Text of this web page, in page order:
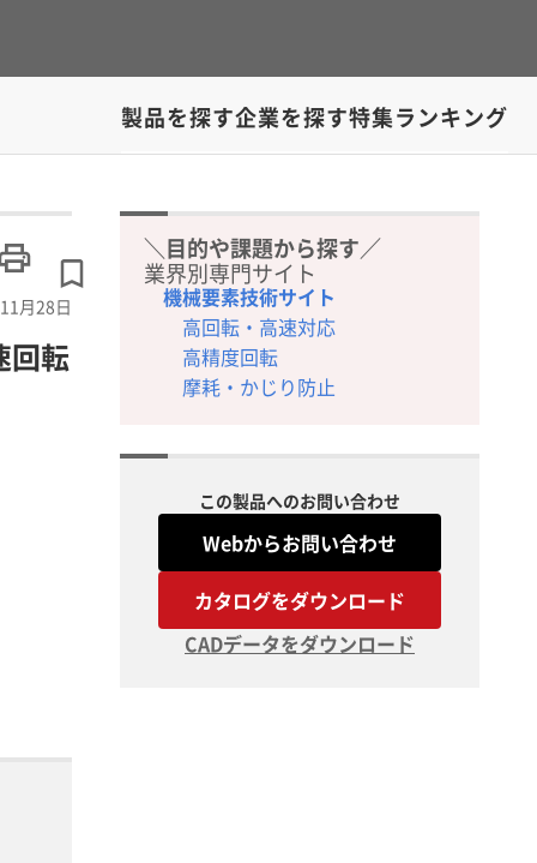
製品を探す企業を探す特集ランキング
月28日
回転
＼目的や課題から探す／
業界別専門サイト
機械要素技術サイト
高回転・高速対応
高精度回転
摩耗・かじり防止
この製品へのお問い合わせ
Webからお問い合わせ
カタログをダウンロード
CADデータをダウンロード